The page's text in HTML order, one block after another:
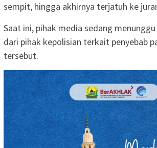
sempit, hingga akhirnya terjatuh ke
Saat ini, pihak media sedang
dari pihak kepolisian terkait penyebab
tersebut.